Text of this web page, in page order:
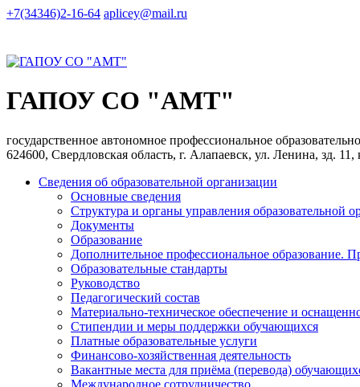
+7(34346)2-16-64 aplicey@mail.ru
ГАПОУ СО "АМТ"
государственное автономное профессиональное
624600, Свердловская область, г. Алапаевск, ул. Ленина, зд. 11,
Сведения об образовательной организации
Основные сведения
Структура и органы управления образовательной
Документы
Образование
Дополнительное профессиональное образование.
Образовательные стандарты
Руководство
Педагогический состав
Материально-техническое обеспечение и
Стипендии и меры поддержки обучающихся
Платные образовательные услуги
Финансово-хозяйственная деятельность
Вакантные места для приёма (перевода)
Международное сотрудничество